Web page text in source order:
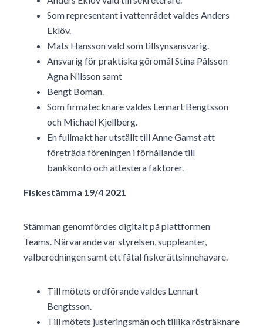
Som representant i vattenrådet valdes Anders
Eklöv.
Mats Hansson vald som tillsynsansvarig.
Ansvarig för praktiska göromål Stina Pålsson
Agna Nilsson samt
Bengt Boman.
Som firmatecknare valdes Lennart Bengtsson
och Michael Kjellberg.
En fullmakt har utställt till Anne Gamst att
företräda föreningen i förhållande till
bankkonto och attestera faktorer.
Fiskestämma 19/4 2021
Stämman genomfördes digitalt på plattformen
Teams. Närvarande var styrelsen, suppleanter,
valberedningen samt ett fåtal fiskerättsinnehavare.
Till mötets ordförande valdes Lennart
Bengtsson.
Till mötets justeringsmän och tillika rösträknare